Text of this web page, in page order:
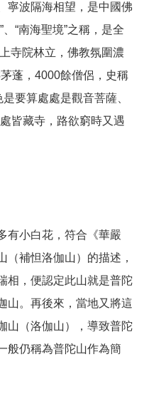
寧波隔海相望，是中國佛
“南海聖境”之稱，是全
寺院林立，佛教氛圍濃
蓬，4000餘僧侶，史稱
要算處處是觀音菩薩、
皆藏寺，路欲窮時又遇
有小白花，符合《華嚴
（補怛洛伽山）的描述，
相，便認定此山就是普陀
山。再後來，當地又將這
山（洛伽山），導致普陀
般仍稱為普陀山作為簡